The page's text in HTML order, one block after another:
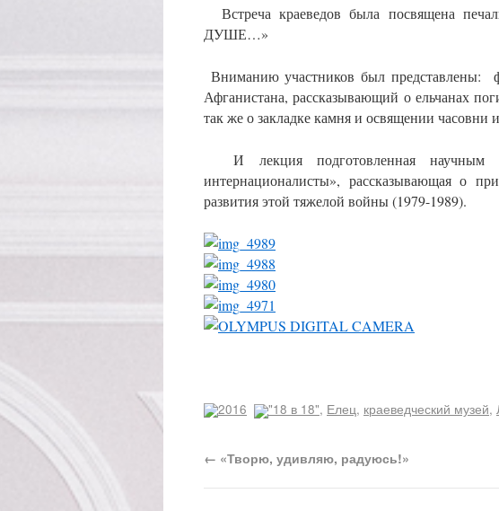
Встреча краеведов была посвящена
ДУШЕ…»
Вниманию участников был представлены:
Афганистана, рассказывающий о ельчанах
так же о закладке камня и освящении часовни
И лекция подготовленная научным
интернационалисты», рассказывающая о
развития этой тяжелой войны (1979-1989).
2016 "18 в 18", Елец, краеведческий музей,
← «Творю, удивляю, радуюсь!»